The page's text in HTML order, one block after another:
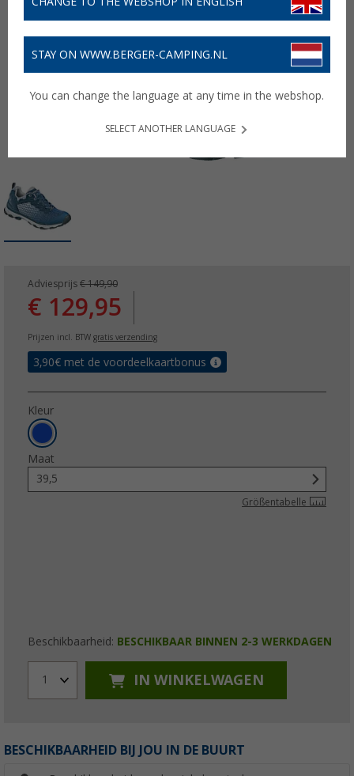
Adviesprijs € 149,90
€ 129,95
Prijzen incl. BTW gratis verzending
3,90€ met de voordeelkaartbonus
Kleur
Maat
39,5
Größentabelle
Beschikbaarheid: BESCHIKBAAR BINNEN 2-3 WERKDAGEN
1 IN WINKELWAGEN
BESCHIKBAARHEID BIJ JOU IN DE BUURT
STAY ON WWW.BERGER-CAMPING.NL
You can change the language at any time in the webshop.
SELECT ANOTHER LANGUAGE